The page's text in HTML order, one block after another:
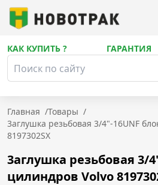
КАК КУПИТЬ ? ГАРАНТИЯ
Главная /Товары /
3аглушка резьбовая 3/4"-16UNF
8197302SX
3аглушка резьбовая 3/
цилиндров Volvo